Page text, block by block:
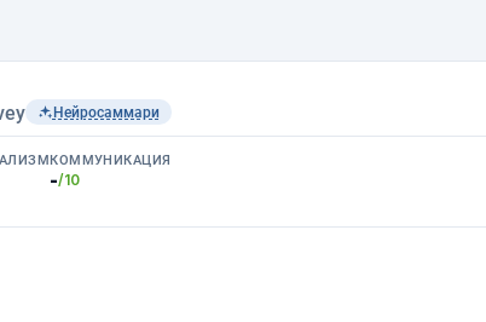
Нейросаммари
КОММУНИКАЦИЯ
-/10